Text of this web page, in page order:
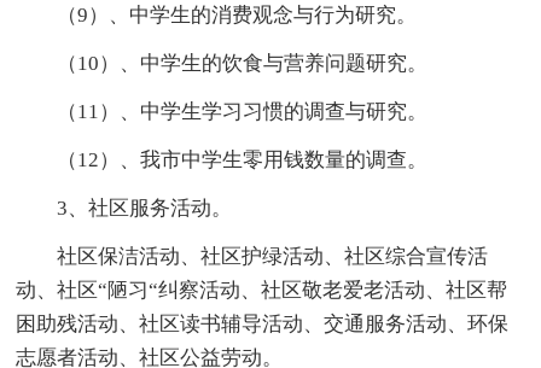
（9）、中学生的消费观念与行为研究。
（10）、中学生的饮食与营养问题研究。
（11）、中学生学习习惯的调查与研究。
（12）、我市中学生零用钱数量的调查。
3、社区服务活动。
社区保洁活动、社区护绿活动、社区综合宣传活
动、社区“陋习“纠察活动、社区敬老爱老活动、社区帮
困助残活动、社区读书辅导活动、交通服务活动、环保
志愿者活动、社区公益劳动。